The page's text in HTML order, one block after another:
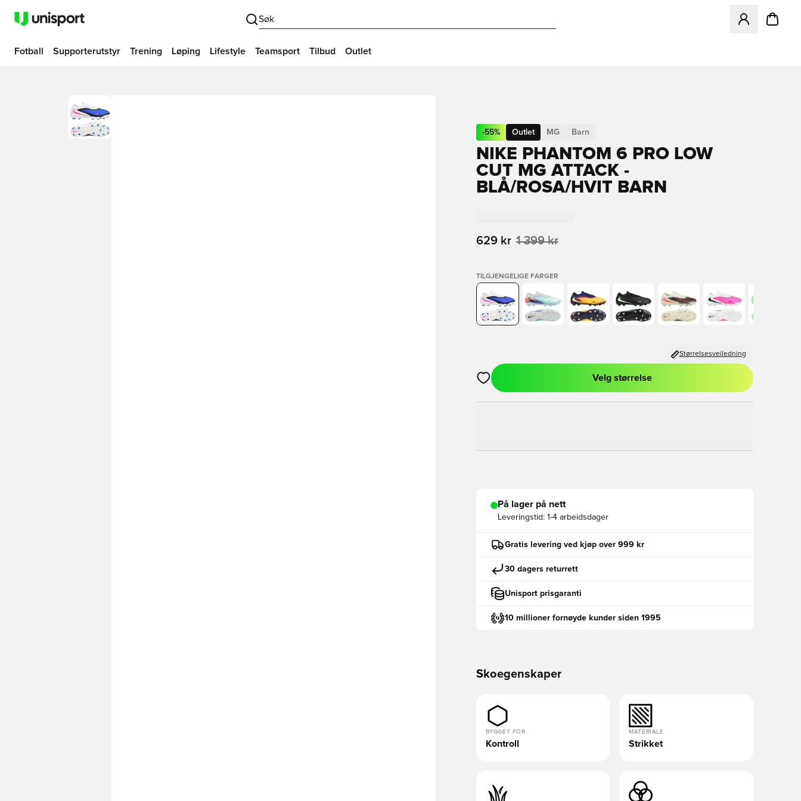
Søk
Åpner en
Fotball Supporterutstyr Trening Løping Lifestyle Teamsport Tilbud Outlet
-55% Outlet MG Barn
NIKE PHANTOM 6 PRO LOW
CUT MG ATTACK -
BLÅ/ROSA/HVIT BARN
629 kr 1 399 kr
TILGJENGELIGE FARGER
Størrelsesveiledning
Åpner en Modal for å logge inn eller registrere deg som medlem
Velg størrelse
På lager på nett
Leveringstid: 1-4 arbeidsdager
Gratis levering ved kjøp over 999 kr
30 dagers returrett
Unisport prisgaranti
10 millioner fornøyde kunder siden 1995
Skoegenskaper
BYGGET FOR
Kontroll
MATERIALE
Strikket